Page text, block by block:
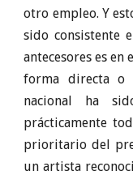
otro empleo. Y
sido consistente
antecesores es
forma directa o
nacional ha
prácticamente
prioritario del
un artista